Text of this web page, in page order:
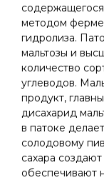
содержащегося
методом
гидролиза.
мальтозы и
количество
углеводов.
продукт,
дисахарид
в патоке
солодовому
сахара
обеспечивают